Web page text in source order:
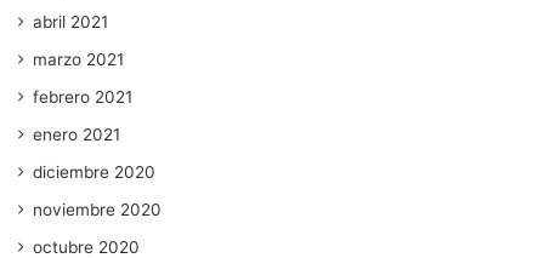
abril 2021
marzo 2021
febrero 2021
enero 2021
diciembre 2020
noviembre 2020
octubre 2020